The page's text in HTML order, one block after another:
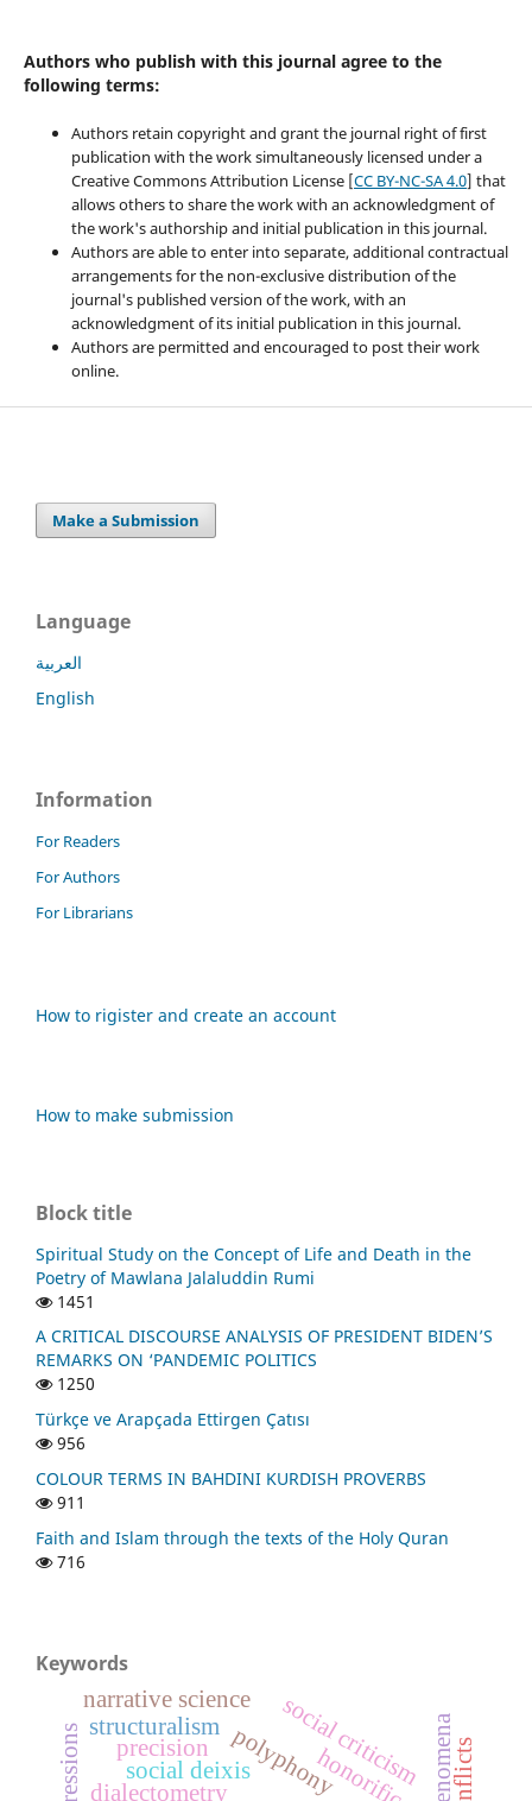
Authors who publish with this journal agree to the
following terms:
Authors retain copyright and grant the journal right of first
publication with the work simultaneously licensed under a
Creative Commons Attribution License [CC BY-NC-SA 4.0] that
allows others to share the work with an acknowledgment of
the work's authorship and initial publication in this journal.
Authors are able to enter into separate, additional contractual
arrangements for the non-exclusive distribution of the
journal's published version of the work, with an
acknowledgment of its initial publication in this journal.
Authors are permitted and encouraged to post their work
online.
Make a Submission
Language
العربية
English
Information
For Readers
For Authors
For Librarians
How to rigister and create an account
How to make submission
Block title
Spiritual Study on the Concept of Life and Death in the
Poetry of Mawlana Jalaluddin Rumi
1451
A CRITICAL DISCOURSE ANALYSIS OF PRESIDENT BIDEN’S
REMARKS ON ‘PANDEMIC POLITICS
1250
Türkçe ve Arapçada Ettirgen Çatısı
956
COLOUR TERMS IN BAHDINI KURDISH PROVERBS
911
Faith and Islam through the texts of the Holy Quran
716
Keywords
dialectometrypolyphonyhonorifics
social deixis social criticism
precision
structuralism
narrative science